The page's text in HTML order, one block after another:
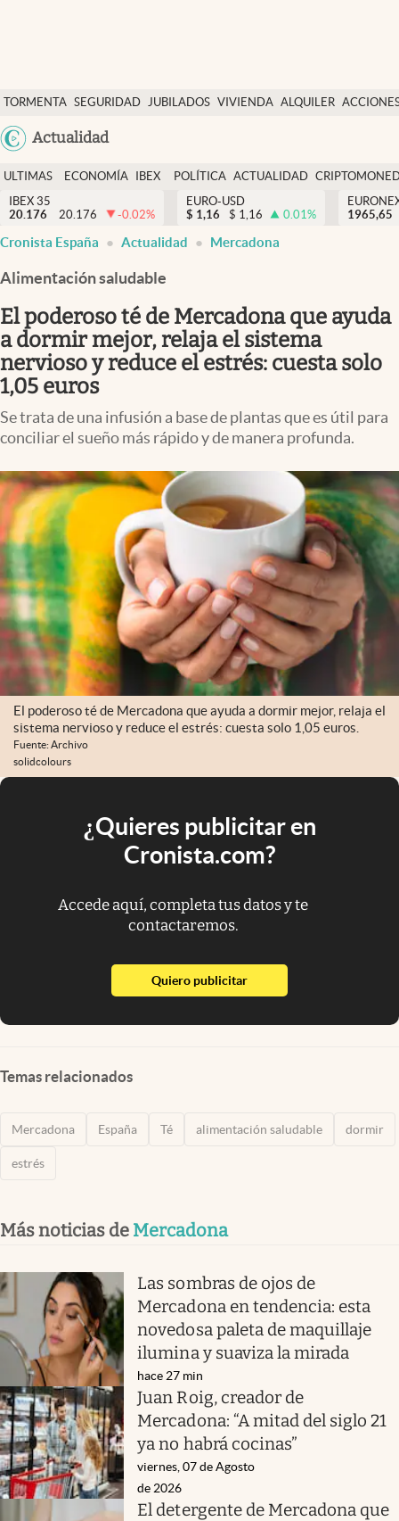
TORMENTA SEGURIDAD JUBILADOS VIVIENDA ALQUILER
USA
Actualidad
Economía y finanzas
Política
Actualidad
Criptomonedas
España
ULTIMAS
NOTICIAS
ECONOMÍA
FINANZAS
IBEX
EURO
POLÍTICA ACTUALIDAD
IBEX 35
20.176
20.176 -0.02%
EURO-USD
$ 1,16 $ 1,16 0.01%
1965,65
Cronista España Actualidad Mercadona
Alimentación saludable
El poderoso té de Mercadona que ayuda
a dormir mejor, relaja el sistema
nervioso y reduce el estrés: cuesta solo
1,05 euros
Se trata de una infusión a base de plantas que es útil para
conciliar el sueño más rápido y de manera profunda.
El poderoso té de Mercadona que ayuda a dormir mejor, relaja el
sistema nervioso y reduce el estrés: cuesta solo 1,05 euros.
Fuente: Archivo
solidcolours
¿Quieres publicitar en
Cronista.com?
Accede aquí, completa tus datos y te
contactaremos.
Quiero publicitarabre en nueva pestaña
Temas relacionados
Mercadona España Té alimentación saludable dormir
estrés
Más noticias de Mercadona
Las sombras de ojos de
Mercadona en tendencia: esta
novedosa paleta de maquillaje
ilumina y suaviza la mirada
hace 27 min
Juan Roig, creador de
Mercadona: “A mitad del siglo 21
ya no habrá cocinas”
viernes, 07 de Agosto
de 2026
El detergente de Mercadona que